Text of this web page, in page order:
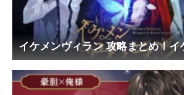
イケメンヴィラン 攻略まとめ！イ